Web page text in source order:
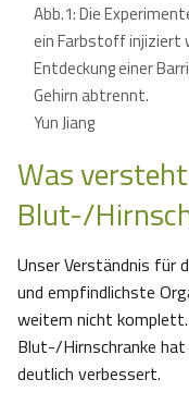
Abb.1: Die
ein Farbstoff injiziert
Entdeckung einer
Gehirn abtrennt.
Yun Jiang
Was
Blut-/
Unser Verständnis für
und empfindlichste
weitem nicht komplett.
Blut-/Hirnschranke
deutlich verbessert.